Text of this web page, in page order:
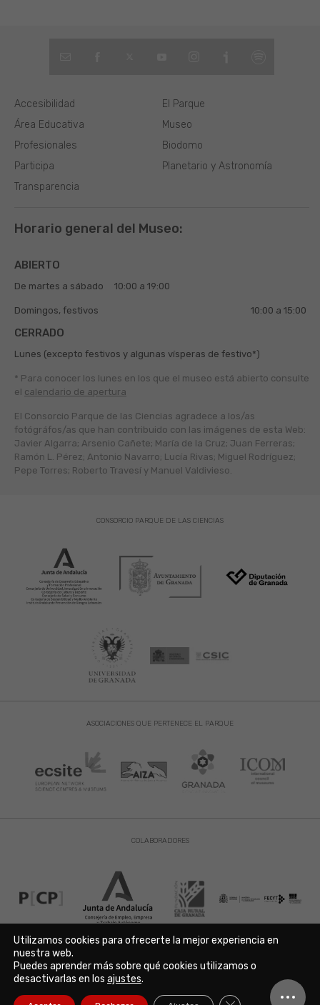
El Parque
Museo
Biodomo
Planetario y Astronomía
Área Educativa
Profesionales
Participa
Transparencia
Accesibilidad
Horario general del Museo:
ABIERTO
De martes a sábado 10:00 a 19:00
Domingos, festivos 10:00 a 15:00
CERRADO
Lunes (excepto festivos y algunas vísperas de festivo*)
* Para conocer los lunes en los que el museo está abierto consulte
el calendario de apertura
El Consorcio Parque de las Ciencias agradece a los/as
fotógráfos/as que han contribuido con las imágenes de esta Web:
Javier Algarra; Arsenio Cañete; María de la Cruz; Juan Ferreras;
Ramón L. Pérez; Antonio Navarro; Lucía Rivas; Miguel Rodríguez;
Pepe Torres; Roberto Travesí y Manuel Valdivieso.
ASOCIACIONES QUE PERTENECE EL PARQUE
CONSORCIO PARQUE DE LAS CIENCIAS
COLABORADORES
Aviso Legal | Política de Privacidad | Política de Cookies
Copyright © 2021. Parque de las Ciencias. Avda. de la Ciencia s/n
18006 Granada. España. Telf.: 958 131 900. Todos los derechos
Utilizamos cookies para ofrecerte la mejor experiencia en
nuestra web.
Puedes aprender más sobre qué cookies utilizamos o
desactivarlas en los ajustes.